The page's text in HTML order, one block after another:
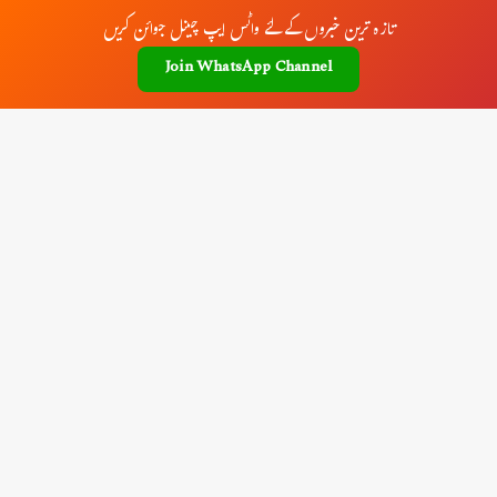
تازہ ترین خبروں کے لئے واٹس ایپ چینل جوائن کریں
Join WhatsApp Channel